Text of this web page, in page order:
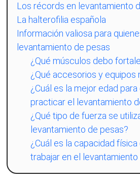
​Los récords en levantamiento
La halterofilia española
Información valiosa para
levantamiento de pesas
¿Qué músculos debo
¿Qué accesorios y equipos
¿Cuál es la mejor edad
practicar el levantamiento
¿Qué tipo de fuerza se
levantamiento de pesas?
¿Cuál es la capacidad
trabajar en el